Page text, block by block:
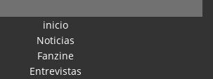
inicio
Noticias
Fanzine
Entrevistas